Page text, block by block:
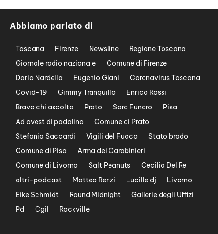
Abbiamo parlato di
Toscana Firenze Newsline
Regione Toscana
Giornale radio nazionale
Comune di Firenze
Dario Nardella
Eugenio Giani
Coronavirus Toscana
Covid-19
Gimmy Tranquillo
Enrico Rossi
Bravo chi ascolta
Prato Sara Funaro
Pisa
Ad ovest di padalino
Comune di Prato
Stefania Saccardi
Vigili del Fuoco
Stato brado
Comune di Pisa
Arma dei Carabinieri
Comune di Livorno
Salt Peanuts
Cecilia Del Re
altri-podcast
Matteo Renzi Lucille dj
Livorno
Eike Schmidt
Round Midnight
Gallerie degli Uffizi
Pd
Cgil Rockville